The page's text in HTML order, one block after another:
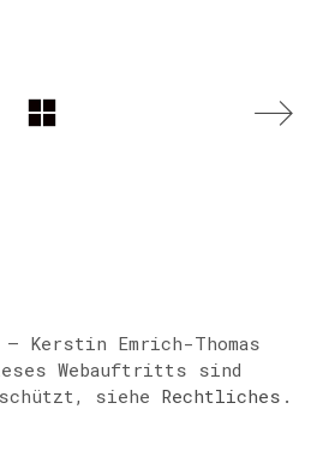
Kerstin Emrich-Thomas
Webauftritts sind
siehe Rechtliches .